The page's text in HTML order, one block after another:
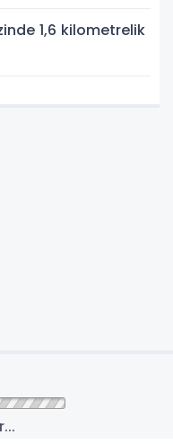
1,6 kilometrelik